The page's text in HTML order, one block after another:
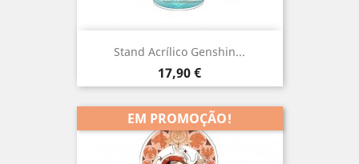
Stand Acrílico Genshin...
Preço
17,90 €
EM PROMOÇÃO!